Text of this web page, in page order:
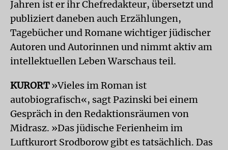
Jahren ist er ihr Chefredakteur, übersetzt und
publiziert daneben auch Erzählungen,
Tagebücher und Romane wichtiger jüdischer
Autoren und Autorinnen und nimmt aktiv am
intellektuellen Leben Warschaus teil.
KURORT»Vieles im Roman ist
autobiografisch«, sagt Pazinski bei einem
Gespräch in den Redaktionsräumen von
Midrasz. »Das jüdische Ferienheim im
Luftkurort Srodborow gibt es tatsächlich. Das